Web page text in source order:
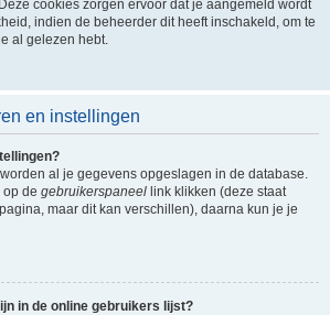
cookies zorgen ervoor dat je aangemeld wordt
indien de beheerder dit heeft inschakeld, om te
al gelezen hebt.
en instellingen
al je gegevens opgeslagen in de database.
op de gebruikerspaneel link klikken (deze staat
maar dit kan verschillen), daarna kun je je
in de online gebruikers lijst?